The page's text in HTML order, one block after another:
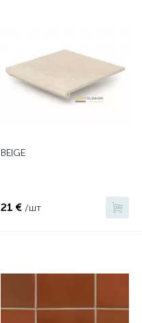
BEIGE
21 € /шт